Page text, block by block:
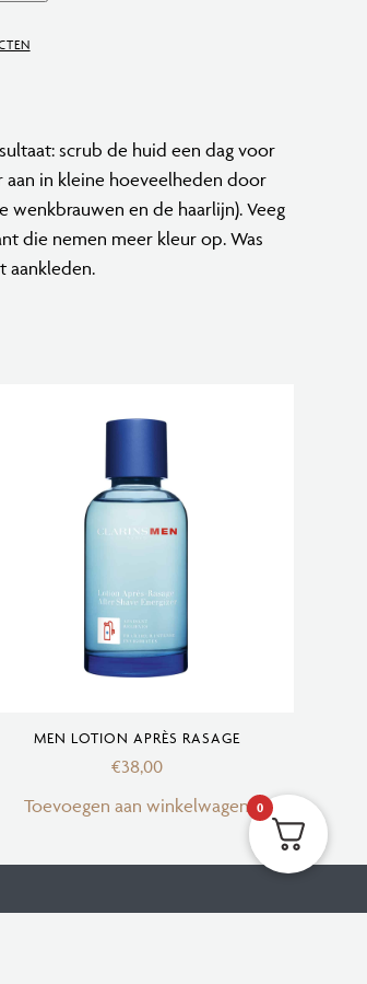
scrub de huid een dag voor
aan in kleine hoeveelheden door
en de haarlijn). Veeg
die nemen meer kleur op. Was
aankleden.
MEN LOTION APRÈS RASAGE
€38,00
Toevoegen aan winkelwagen 0